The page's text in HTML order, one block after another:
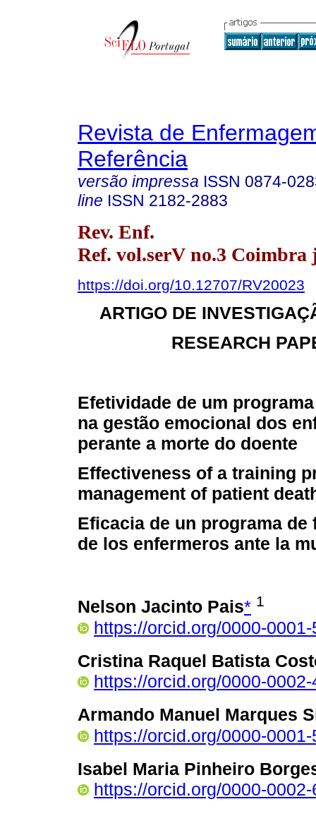
Revista de
Referência
versão impressa ISSN 0874-
line ISSN 2182-2883
Rev. Enf.
Ref. vol.serV no.3 Coimbra
https://doi.org/10.12707/RV20023
ARTIGO DE
RESEARCH
Efetividade de um
na gestão emocional dos
perante a morte do doente
Effectiveness of a training
management of patient
Eficacia de un programa
de los enfermeros ante la
Nelson Jacinto Pais* 1
https://orcid.org/0000-
Cristina Raquel Batista
https://orcid.org/0000-
Armando Manuel Marques
https://orcid.org/0000-
Isabel Maria Pinheiro
https://orcid.org/0000-